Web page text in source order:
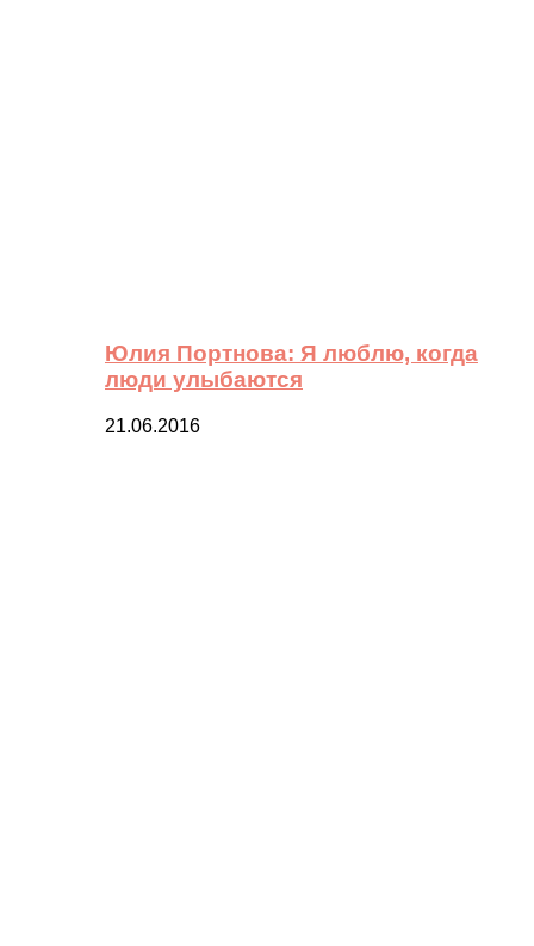
Юлия Портнова: Я люблю, когда
люди улыбаются
21.06.2016